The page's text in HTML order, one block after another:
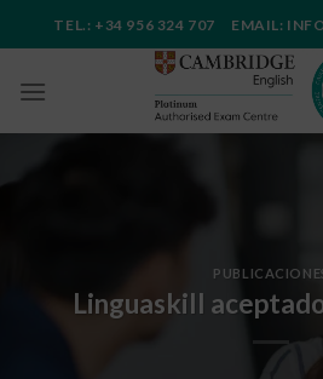
al
TEL.: +34 956 324 707 EMAIL:
Linguaskill